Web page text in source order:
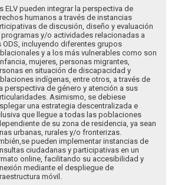
ELV pueden integrar la perspectiva de
humanos a través de instancias
de discusión, diseño y evaluación
y/o actividades relacionadas a
ODS, incluyendo diferentes grupos
y a los más vulnerables como son
mujeres, personas migrantes,
en situación de discapacidad y
indígenas, entre otros, a través de
perspectiva de género y atención a sus
Asimismo, se debiese
una estrategia descentralizada e
que llegue a todas las poblaciones
de su zona de residencia, ya sean
urbanas, rurales y/o fronterizas.
pueden implementar instancias de
ciudadanas y participativas en un
online, facilitando su accesibilidad y
mediante el despliegue de
móvil.